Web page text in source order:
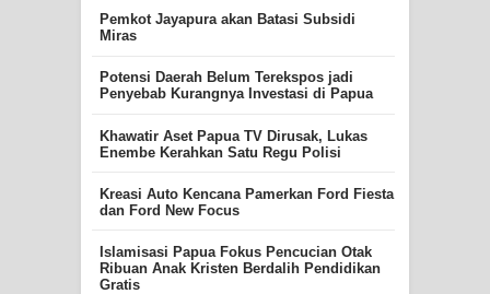
Pemkot Jayapura akan Batasi Subsidi
Miras
Potensi Daerah Belum Terekspos jadi
Penyebab Kurangnya Investasi di Papua
Khawatir Aset Papua TV Dirusak, Lukas
Enembe Kerahkan Satu Regu Polisi
Kreasi Auto Kencana Pamerkan Ford Fiesta
dan Ford New Focus
Islamisasi Papua Fokus Pencucian Otak
Ribuan Anak Kristen Berdalih Pendidikan
Gratis